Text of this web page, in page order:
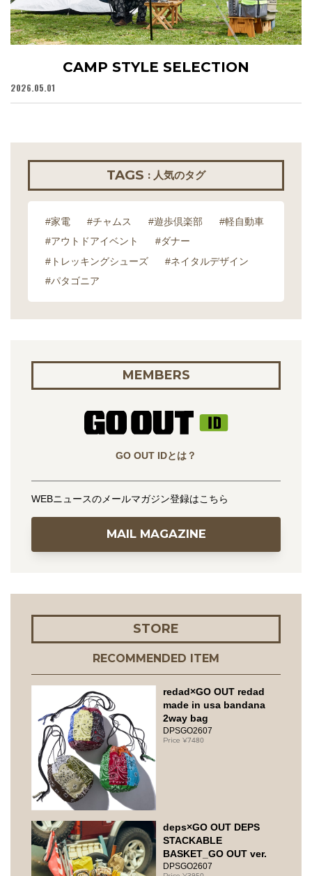
CAMP STYLE SELECTION
2026.05.01
TAGS : 人気のタグ
#家電 #チャムス #遊歩倶楽部
#軽自動車
#アウトドアイベント
#ダナー
#トレッキングシューズ
#ネイタルデザイン
#パタゴニア
MEMBERS
GO OUT IDとは？
WEBニュースのメールマガジン登録はこちら
MAIL MAGAZINE
STORE
RECOMMENDED ITEM
redad×GO OUT redad
made in usa bandana
2way bag
DPSGO2607
7480
deps×GO OUT DEPS
STACKABLE
BASKET_GO OUT ver.
DPSGO2607